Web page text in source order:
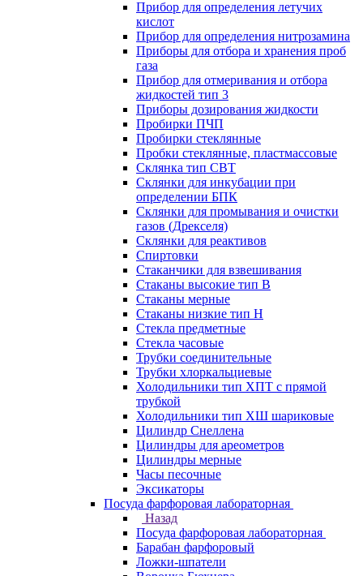
Прибор для определения летучих
кислот
Прибор для определения нитрозамина
Приборы для отбора и хранения проб
газа
Прибор для отмеривания и отбора
жидкостей тип 3
Приборы дозирования жидкости
Пробирки ПЧП
Пробирки стеклянные
Пробки стеклянные, пластмассовые
Склянка тип СВТ
Склянки для инкубации при
определении БПК
Склянки для промывания и очистки
газов (Дрекселя)
Склянки для реактивов
Спиртовки
Стаканчики для взвешивания
Стаканы высокие тип В
Стаканы мерные
Стаканы низкие тип Н
Стекла предметные
Стекла часовые
Трубки соединительные
Трубки хлоркальциевые
Холодильники тип ХПТ с прямой
трубкой
Холодильники тип ХШ шариковые
Цилиндр Снеллена
Цилиндры для ареометров
Цилиндры мерные
Часы песочные
Эксикаторы
Посуда фарфоровая лабораторная
Назад
Посуда фарфоровая лабораторная
Барабан фарфоровый
Ложки-шпатели